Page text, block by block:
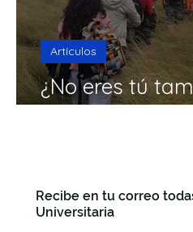
¿No eres tú
discípulos?
Artículos
Recibe en tu correo
Universitaria